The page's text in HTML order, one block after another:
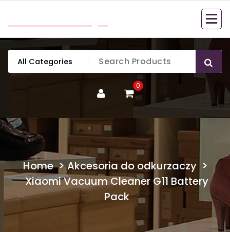
content
0
Home>Akcesoria do odkurzaczy>
Xiaomi Vacuum Cleaner G11 Battery
Pack